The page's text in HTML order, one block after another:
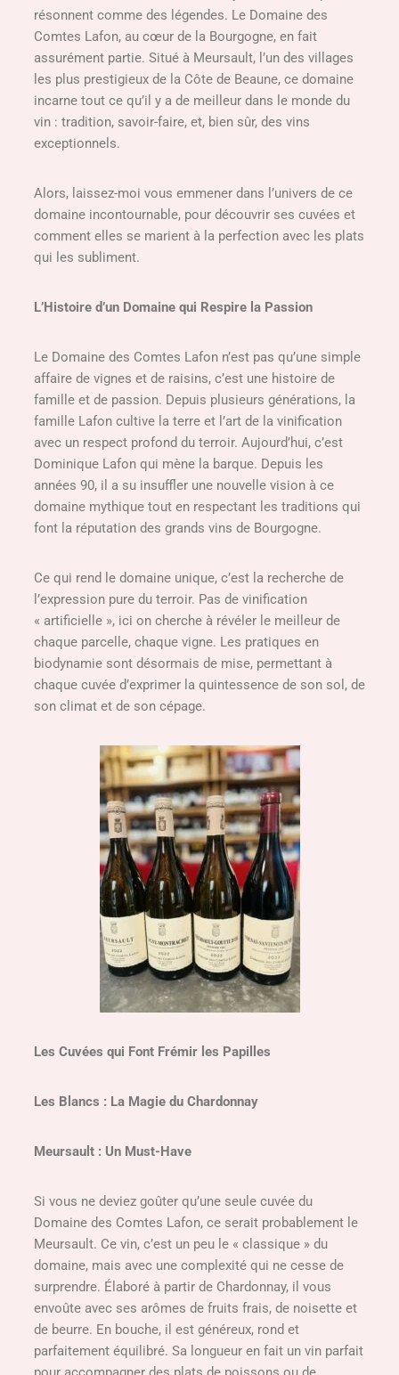
résonnent comme des légendes. Le Domaine des
Comtes Lafon, au cœur de la Bourgogne, en fait
assurément partie. Situé à Meursault, l’un des villages
les plus prestigieux de la Côte de Beaune, ce domaine
incarne tout ce qu’il y a de meilleur dans le monde du
vin : tradition, savoir-faire, et, bien sûr, des vins
exceptionnels.
Alors, laissez-moi vous emmener dans l’univers de ce
domaine incontournable, pour découvrir ses cuvées et
comment elles se marient à la perfection avec les plats
qui les subliment.
L’Histoire d’un Domaine qui Respire la Passion
Le Domaine des Comtes Lafon n’est pas qu’une simple
affaire de vignes et de raisins, c’est une histoire de
famille et de passion. Depuis plusieurs générations, la
famille Lafon cultive la terre et l’art de la vinification
avec un respect profond du terroir. Aujourd’hui, c’est
Dominique Lafon qui mène la barque. Depuis les
années 90, il a su insuffler une nouvelle vision à ce
domaine mythique tout en respectant les traditions qui
font la réputation des grands vins de Bourgogne.
Ce qui rend le domaine unique, c’est la recherche de
l’expression pure du terroir. Pas de vinification
« artificielle », ici on cherche à révéler le meilleur de
chaque parcelle, chaque vigne. Les pratiques en
biodynamie sont désormais de mise, permettant à
chaque cuvée d’exprimer la quintessence de son sol, de
son climat et de son cépage.
Les Cuvées qui Font Frémir les Papilles
Les Blancs : La Magie du Chardonnay
Meursault : Un Must-Have
Si vous ne deviez goûter qu’une seule cuvée du
Domaine des Comtes Lafon, ce serait probablement le
Meursault. Ce vin, c’est un peu le « classique » du
domaine, mais avec une complexité qui ne cesse de
surprendre. Élaboré à partir de Chardonnay, il vous
envoûte avec ses arômes de fruits frais, de noisette et
de beurre. En bouche, il est généreux, rond et
parfaitement équilibré. Sa longueur en fait un vin parfait